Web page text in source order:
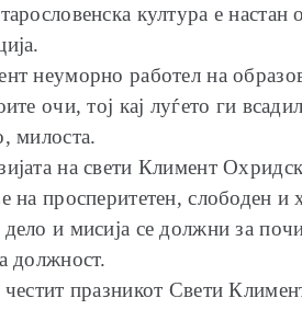
култура е
неуморно работел на
очи, тој кај луѓето ги
милоста.
на свети Климент
на просперитетен, слободен и
и мисија се должни за
должност.
празникот Свети